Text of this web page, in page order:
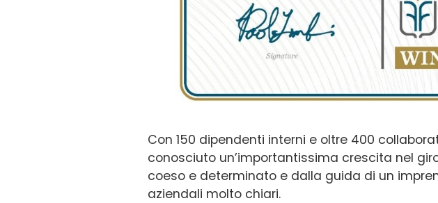
Con 150 dipendenti interni e oltre 400
conosciuto un’importantissima crescita nel
coeso e determinato e dalla guida di un
aziendali molto chiari.